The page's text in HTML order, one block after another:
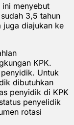
ini menyebut
3,5 tahun
juga diajukan ke
KPK.
Untuk
dibutuhkan
penyidik di KPK
penyelidik
rotasi